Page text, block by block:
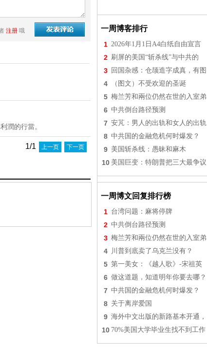
注册 哦
潤的行當。
1/1 上一页 下一页
一周博客排行
1 2026年1月1日A4白纸自由宣言
2 刷屏的美国“斩杀线”与中共的
3 回国杂感：仓颉造字成真，有图
4 （图文）不受欢迎的圣诞
5 梅兰芳和兩位仍然在世的入室弟
6 中共倒台路径预测
7 安芃：男人的出轨和女人的出轨
8 中共国的金融危机何时爆发？
9 美国斩杀线：愚昧和麻木
10 美国巨变：特朗普把三大最争议
一周博文回复排行榜
1 台湾问题：麻将停牌
2 中共倒台路径预测
3 梅兰芳和兩位仍然在世的入室弟
4 川普到底卖了乌克兰没有？
5 第一美女：《越人歌》-宋祖英
6 做这道题，知道明年你要去哪？
7 中共国的金融危机何时爆发？
8 关于离岸爱国
9 海外中文出版的新路基本开通，
10 70%美国大学毕业生找不到工作